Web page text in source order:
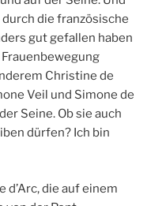
die französische
gut gefallen haben
Christine de
Veil und Simone de
Seine. Ob sie auch
dürfen? Ich bin
die auf einem